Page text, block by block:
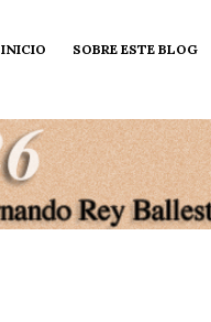
INICIO SOBRE ESTE BLOG